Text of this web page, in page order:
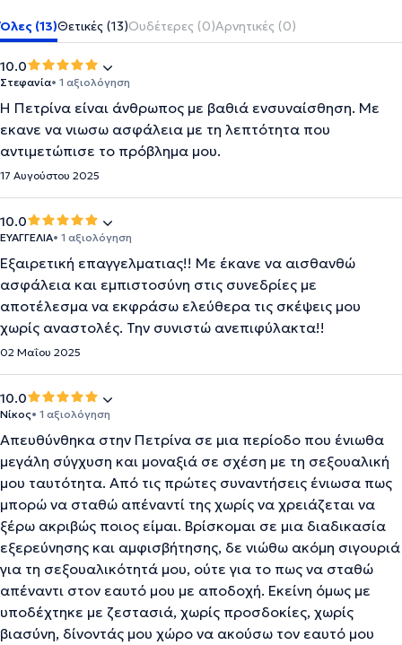
Όλες (13)Θετικές (13)Ουδέτερες (0)Αρνητικές (0)
10.0
Στεφανία• 1 αξιολόγηση
Η Πετρίνα είναι άνθρωπος με βαθιά ενσυναίσθηση. Με
εκανε να νιωσω ασφάλεια με τη λεπτότητα που
αντιμετώπισε το πρόβλημα μου.
17 Αυγούστου 2025
10.0
ΕΥΑΓΓΕΛΙΑ• 1 αξιολόγηση
Εξαιρετική επαγγελματιας!! Με έκανε να αισθανθώ
ασφάλεια και εμπιστοσύνη στις συνεδρίες με
αποτέλεσμα να εκφράσω ελεύθερα τις σκέψεις μου
χωρίς αναστολές. Την συνιστώ ανεπιφύλακτα!!
02 Μαΐου 2025
10.0
Νίκος• 1 αξιολόγηση
Απευθύνθηκα στην Πετρίνα σε μια περίοδο που ένιωθα
μεγάλη σύγχυση και μοναξιά σε σχέση με τη σεξουαλική
μου ταυτότητα. Από τις πρώτες συναντήσεις ένιωσα πως
μπορώ να σταθώ απέναντί της χωρίς να χρειάζεται να
ξέρω ακριβώς ποιος είμαι. Βρίσκομαι σε μια διαδικασία
εξερεύνησης και αμφισβήτησης, δε νιώθω ακόμη σιγουριά
για τη σεξουαλικότητά μου, ούτε για το πως να σταθώ
απέναντι στον εαυτό μου με αποδοχή. Εκείνη όμως με
υποδέχτηκε με ζεστασιά, χωρίς προσδοκίες, χωρίς
βιασύνη, δίνοντάς μου χώρο να ακούσω τον εαυτό μου